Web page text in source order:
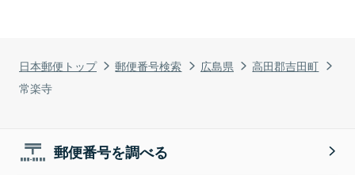
日本郵便トップ 郵便番号検索 広島県
高田郡吉田町
常楽寺
郵便番号を調べる